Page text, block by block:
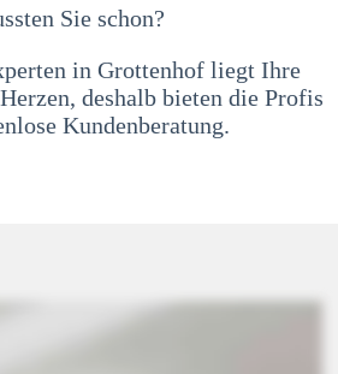
Sie schon?
in Grottenhof liegt Ihre
deshalb bieten die Profis
Kundenberatung.